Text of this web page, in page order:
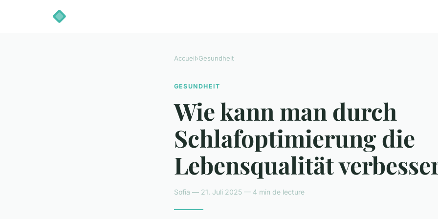
Accueil›Gesundheit
GESUNDHEIT
Wie kann man durch
Schlafoptimierung die
Lebensqualität
Sofia — 21. Juli 2025 — 4 min de lecture